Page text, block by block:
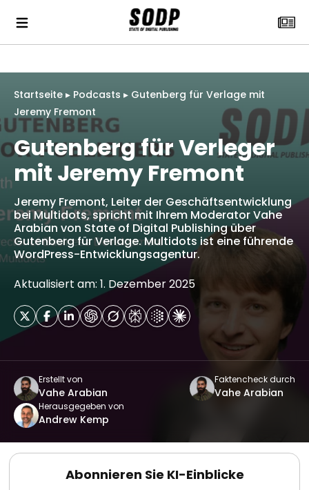
Startseite ▸ Podcasts ▸ Gutenberg für Verlage mit
Jeremy Fremont
Gutenberg für Verleger
mit Jeremy Fremont
Jeremy Fremont, Leiter der Geschäftsentwicklung
bei Multidots, spricht mit Ihrem Moderator Vahe
Arabian von State of Digital Publishing über
Gutenberg für Verlage. Multidots ist eine führende
WordPress-Entwicklungsagentur.
Aktualisiert am: 1. Dezember 2025
Erstellt von
Vahe Arabian
Faktencheck durch
Vahe Arabian
Herausgegeben von
Andrew Kemp
Abonnieren Sie KI-Einblicke